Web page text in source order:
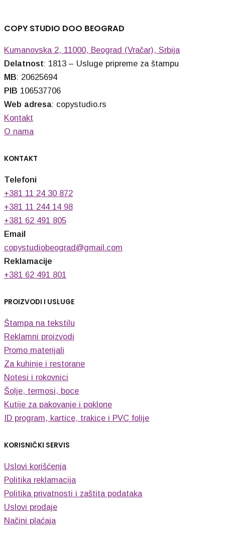
COPY STUDIO DOO BEOGRAD
Kumanovska 2, 11000, Beograd (Vračar), Srbija
Delatnost: 1813 – Usluge pripreme za štampu
MB: 20625694
PIB 106537706
Web adresa: copystudio.rs
Kontakt
O nama
KONTAKT
Telefoni
+381 11 24 30 872
+381 11 244 14 98
+381 62 491 805
Email
copystudiobeograd@gmail.com
Reklamacije
+381 62 491 801
PROIZVODI I USLUGE
Štampa na tekstilu
Reklamni proizvodi
Promo materijali
Za kuhinje i restorane
Notesi i rokovnici
Šolje, termosi, boce
Kutije za pakovanje i poklone
ID program, kartice, trakice i PVC folije
KORISNIČKI SERVIS
Uslovi korišćenja
Politika reklamacija
Politika privatnosti i zaštita podataka
Uslovi prodaje
Načini plaćaja